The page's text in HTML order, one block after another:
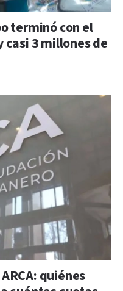
terminó con el
casi 3 millones de
quiénes